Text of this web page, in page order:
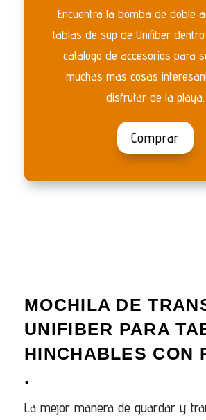
Encuentra la bomba de doble
tablas de sup de Unifiber
catalogo de accesorios para
muchas mas cosas
disfrutar de la playa.
Comprar
MOCHILA DE
UNIFIBER PARA
HINCHABLES CON
.
La mejor manera de guardar y